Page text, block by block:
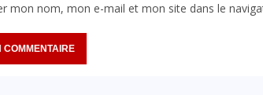
mon nom, mon e-mail et mon site dans le